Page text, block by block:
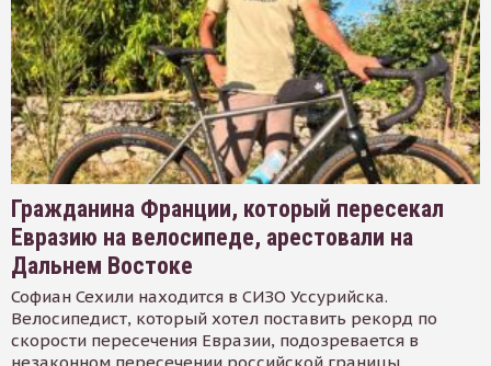
Гражданина Франции, который пересекал
Евразию на велосипеде, арестовали на
Дальнем Востоке
Софиан Сехили находится в СИЗО Уссурийска.
Велосипедист, который хотел поставить рекорд по
скорости пересечения Евразии, подозревается в